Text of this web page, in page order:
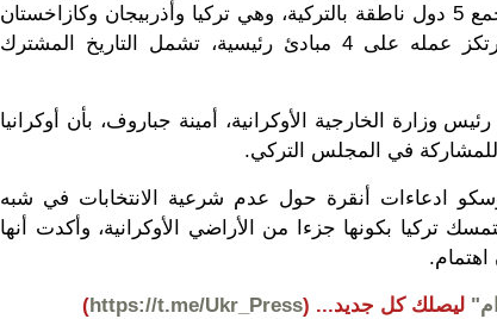
إلى المجلس التركي، الذي يجمع 5 دول ناطقة بالتركية، وهي تركيا وأذربيجان وكازاخستان
وقرغيزستان وأوزبكستان، ويرتكز عمله على 4 مبادئ رئيسية، تشمل التاريخ المشترك
وزارة الخارجية الأوكرانية، أمينة جباروف، بأن أوكرانيا
للمشاركة في المجلس التركي.
ادعاءات أنقرة حول عدم شرعية الانتخابات في شبه
تركيا بكونها جزءا من الأراضي الأوكرانية، وأكدت أنها
ليصلك كل جديد... (
https://t.me/Ukr_Press
)